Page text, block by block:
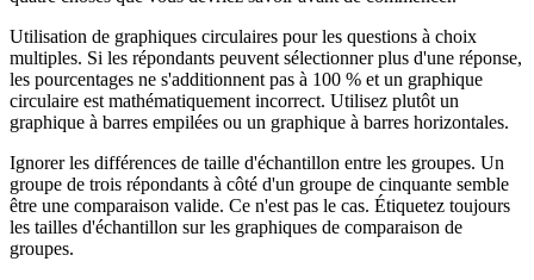
Utilisation de graphiques circulaires pour les questions à choix
multiples. Si les répondants peuvent sélectionner plus d'une réponse,
les pourcentages ne s'additionnent pas à 100 % et un graphique
circulaire est mathématiquement incorrect. Utilisez plutôt un
graphique à barres empilées ou un graphique à barres horizontales.
Ignorer les différences de taille d'échantillon entre les groupes. Un
groupe de trois répondants à côté d'un groupe de cinquante semble
être une comparaison valide. Ce n'est pas le cas. Étiquetez toujours
les tailles d'échantillon sur les graphiques de comparaison de
groupes.